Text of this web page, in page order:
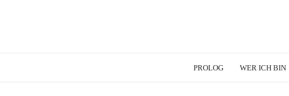
PROLOG WER ICH BIN